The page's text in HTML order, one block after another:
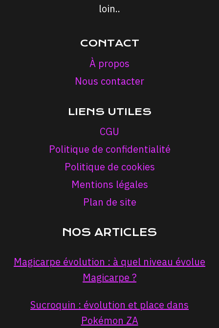
loin..
CONTACT
À propos
Nous contacter
LIENS UTILES
CGU
Politique de confidentialité
Politique de cookies
Mentions légales
Plan de site
NOS ARTICLES
Magicarpe évolution : à quel niveau évolue
Magicarpe ?
Sucroquin : évolution et place dans
Pokémon ZA